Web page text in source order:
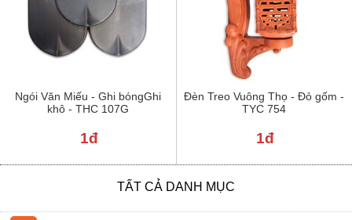
Ngói Văn Miếu - Ghi bóngGhi
khô - THC 107G
1đ
Đèn Treo Vuông Thọ - Đỏ gốm -
TYC 754
1đ
TẤT CẢ DANH MỤC